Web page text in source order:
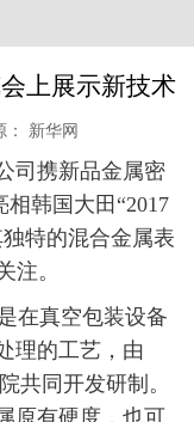
汽车
食品
化
无人机
新华广播
上展示新技术
： 新华网
司携新品金属密
相韩国大田“2017
特的混合金属表
注。
在真空包装设备
理的工艺，由
共同开发研制。
原有硬度，也可